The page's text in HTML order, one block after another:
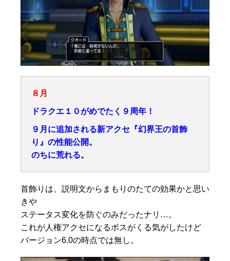
８月
ドラクエ１０がめでたく９周年！
９月に追加される新アクセ『幻界王の首飾
り』の性能公開。
のちに荒れる。
首飾りは、説明文からまもりのたての効果かと思い
きや
ステータス変化を防ぐのみだったナリ…。
これが人権アクセになるボスがくる気がしたけど
バージョン6.0の時点では無し。